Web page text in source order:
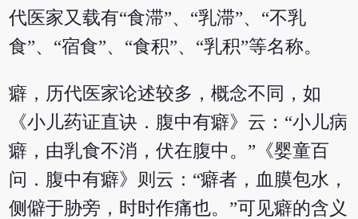
代医家又载有“食滞”、“乳滞”、“不乳
食”、“宿食”、“食积”、“乳积”等名称。
癖，历代医家论述较多，概念不同，如
《小儿药证直诀．腹中有癖》云：“小儿病
癖，由乳食不消，伏在腹中。”《婴童百
问．腹中有癖》则云：“癖者，血膜包水，
侧僻于胁旁，时时作痛也。”可见癖的含义